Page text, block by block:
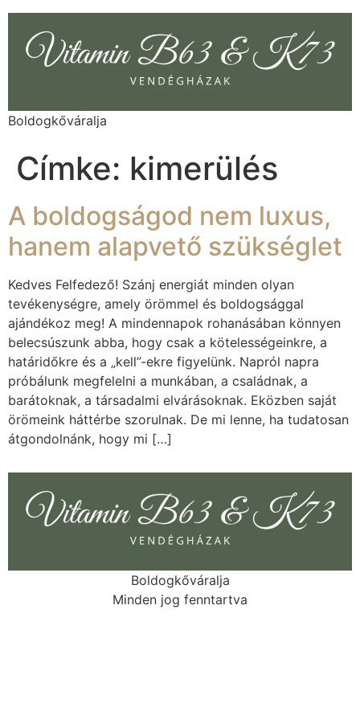
Boldogkőváralja
Címke: kimerülés
A boldogságod nem luxus,
hanem alapvető szükséglet
Kedves Felfedező! Szánj energiát minden olyan
tevékenységre, amely örömmel és boldogsággal
ajándékoz meg! A mindennapok rohanásában könnyen
belecsúszunk abba, hogy csak a kötelességeinkre, a
határidőkre és a „kell”-ekre figyelünk. Napról napra
próbálunk megfelelni a munkában, a családnak, a
barátoknak, a társadalmi elvárásoknak. Eközben saját
örömeink háttérbe szorulnak. De mi lenne, ha tudatosan
átgondolnánk, hogy mi […]
Boldogkőváralja
Minden jog fenntartva